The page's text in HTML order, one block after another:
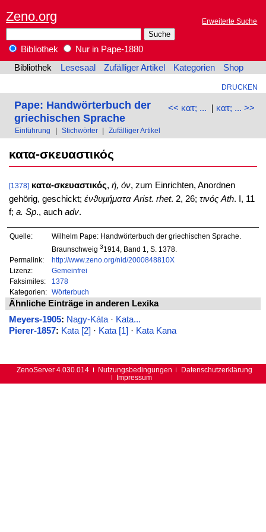
Zeno.org Erweiterte Suche
Bibliothek
Nur in Pape-1880
Bibliothek
Lesesaal Zufälliger Artikel Kategorien Shop
DRUCKEN
<< κατ; ... | κατ; ... >>
Pape: Handwörterbuch der
griechischen Sprache
Einführung Stichwörter Zufälliger Artikel
κατα-σκευαστικός
[1378] κατα-σκευαστικός, ή, όν, zum Einrichten, Anordnen
gehörig, geschickt; ἐνϑυμήματα Arist. rhet. 2, 26; τινός Ath. I, 11
f; a. Sp., auch adv.
Quelle:
Wilhelm Pape: Handwörterbuch der griechischen Sprache.
Braunschweig 31914, Band 1, S. 1378.
Permalink:
http://www.zeno.org/nid/2000848810X
Lizenz:
Gemeinfrei
Faksimiles:
1378
Kategorien:
Wörterbuch
Ähnliche Einträge in anderen Lexika
Meyers-1905: Nagy-Káta· Kata...
Pierer-1857: Kata [2] · Kata [1] · Kata Kana
ZenoServer 4.030.014 Nutzungsbedingungen
Datenschutzerklärung
Impressum